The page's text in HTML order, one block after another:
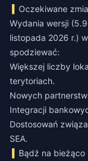
Oczekiwane
Wydania wersji
listopada 2026 r.)
spodziewać:
Większej liczby
terytoriach.
Nowych
Integracji
Dostosowań
SEA.
Bądź na bieżąco